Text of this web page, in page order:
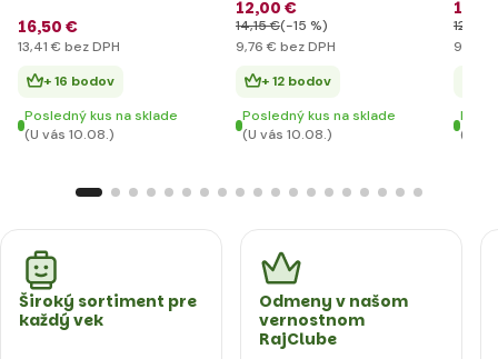
16,50 €
13,41 € bez DPH
+ 16 bodov
Posledný kus na sklade
(U vás 10.08.)
12,00 €
14,15 €(-15 %)
9,76 € bez DPH
+ 12 bodov
Posledný kus na sklade
(U vás 10.08.)
11
12
9
(U
Široký sortiment pre
každý vek
Odmeny v našom
vernostnom
RajClube